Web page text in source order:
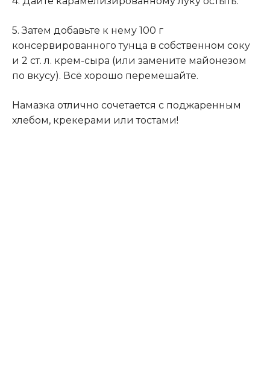
5. Затем добавьте к нему 100 г
консервированного тунца в собственном соку
и 2 ст. л. крем-сыра (или замените майонезом
по вкусу). Всё хорошо перемешайте.
Намазка отлично сочетается с поджаренным
хлебом, крекерами или тостами!